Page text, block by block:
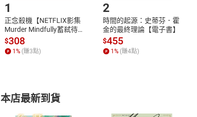
1
正念殺機【NETFLIX影集
Murder Mindfully蓄弒待
發】【電子書】
$308
1 % (賺3點)
2
時間的起源：史蒂芬．霍
金的最終理論【電子書】
$455
1 % (賺4點)
本店最新到貨